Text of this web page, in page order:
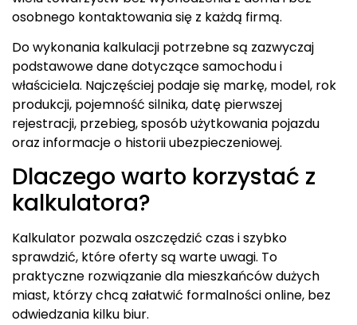
osobnego kontaktowania się z każdą firmą.
Do wykonania kalkulacji potrzebne są zazwyczaj
podstawowe dane dotyczące samochodu i
właściciela. Najczęściej podaje się markę, model, rok
produkcji, pojemność silnika, datę pierwszej
rejestracji, przebieg, sposób użytkowania pojazdu
oraz informacje o historii ubezpieczeniowej.
Dlaczego warto korzystać z
kalkulatora?
Kalkulator pozwala oszczędzić czas i szybko
sprawdzić, które oferty są warte uwagi. To
praktyczne rozwiązanie dla mieszkańców dużych
miast, którzy chcą załatwić formalności online, bez
odwiedzania kilku biur.